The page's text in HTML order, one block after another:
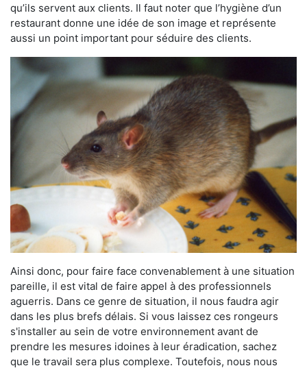
qu’ils servent aux clients. Il faut noter que l’hygiène d’un
restaurant donne une idée de son image et représente
aussi un point important pour séduire des clients.
Ainsi donc, pour faire face convenablement à une situation
pareille, il est vital de faire appel à des professionnels
aguerris. Dans ce genre de situation, il nous faudra agir
dans les plus brefs délais. Si vous laissez ces rongeurs
s'installer au sein de votre environnement avant de
prendre les mesures idoines à leur éradication, sachez
que le travail sera plus complexe. Toutefois, nous nous